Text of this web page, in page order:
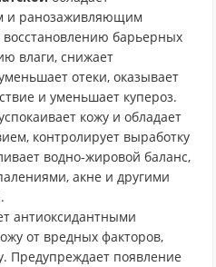
и ранозаживляющим
восстановлению барьерных
влаги, снижает
отеки, оказывает
и уменьшает купероз.
кожу и обладает
контролирует выработку
водно-жировой баланс,
акне и другими
антиоксидантными
от вредных факторов,
Предупреждает появление